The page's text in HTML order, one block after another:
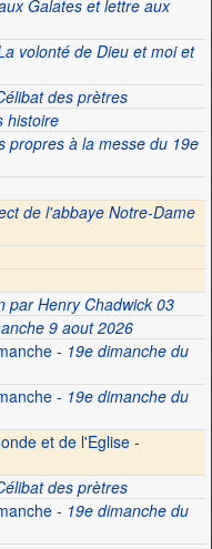
Galates et lettre aux
volonté de Dieu et moi et
des prètres
histoire
propres à la messe du 19e
de l'abbaye Notre-Dame
par Henry Chadwick 03
9 aout 2026
- 19e dimanche du
- 19e dimanche du
et de l'Eglise -
des prètres
- 19e dimanche du